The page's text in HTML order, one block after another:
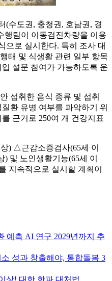
(수도권, 충청권, 호남권, 경
행팀이 이동검진차량을 이용
으로 실시한다. 특히 조사 대
태 및 식생활 관련 일부 항목
설문 참여가 가능하도록 운
섭취한 음식 종류 및 섭취
환 유병 여부를 파악하기 위
근거로 250여 개 건강지표
) △근감소증검사(65세 이
및 노인생활기능(65세 이
지속적으로 실시할 계획이
예측 AI 연구 2029년까지 추
성과 창출해야, 통합돌봄 3